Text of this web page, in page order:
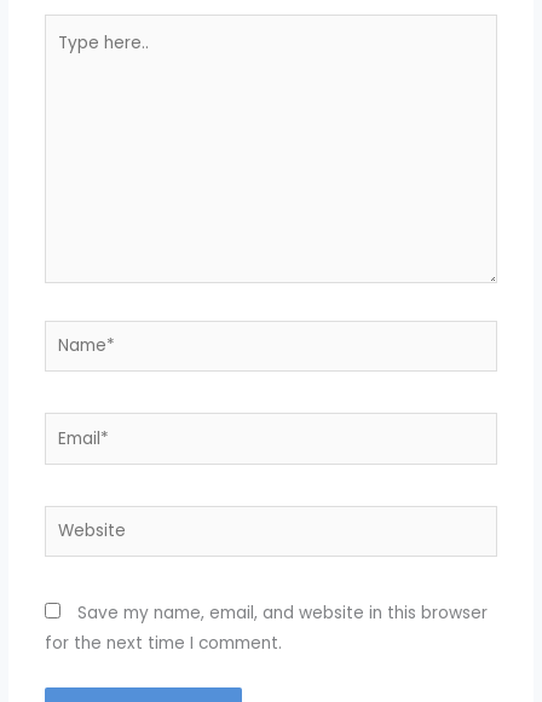
here..
Name*
Email*
Website
Save my name, email, and website in this browser
for the next time I comment.